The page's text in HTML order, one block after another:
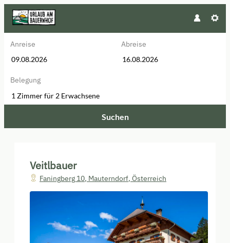
Anreise Abreise
Belegung
1 Zimmerfür 2 Erwachsene
Suchen
Veitlbauer
Faningberg 10, Mauterndorf, Österreich